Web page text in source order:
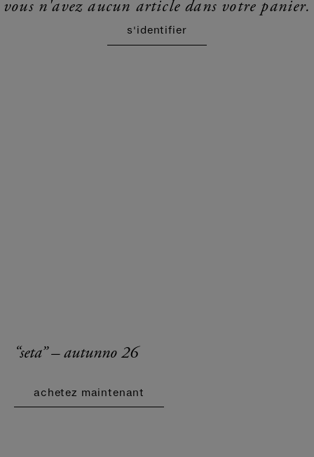
vous n'avez aucun article dans votre panier.
s'identifier
“seta” – autunno 26
achetez maintenant